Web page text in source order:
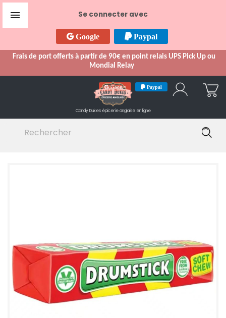
Se connecter avec
Google Paypal
Frais de port offerts à partir de 90€ en point relais UPS Pick Up ou
Mondial Relay

Google Paypal
Candy Dukes épicerie anglaise en ligne